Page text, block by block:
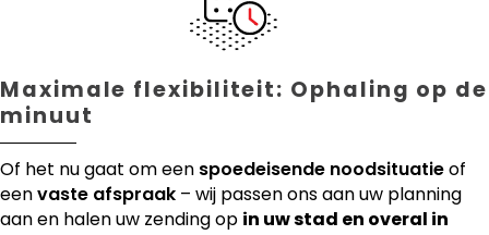
Maximale flexibiliteit: Ophaling op de
minuut
Of het nu gaat om een spoedeisende noodsituatieof
eenvaste afspraak – wij passen ons aan uw planning
aan en halen uw zending op in uw stad en overal in